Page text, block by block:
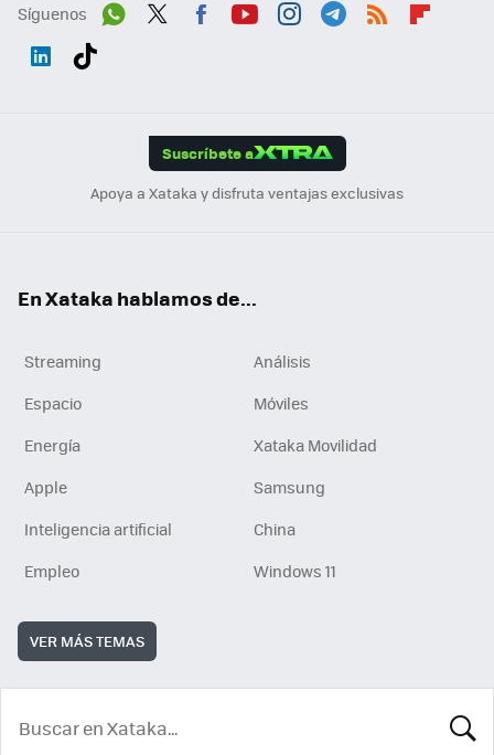
Síguenos
Suscríbete a
Apoya a Xataka y disfruta ventajas exclusivas
En Xataka hablamos de...
Streaming
Análisis
Espacio
Móviles
Energía
Xataka Movilidad
Apple
Samsung
Inteligencia artificial
China
Empleo
Windows 11
VER MÁS TEMAS